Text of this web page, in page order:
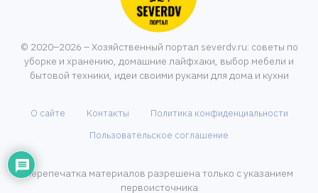
© 2020–2026 – Хозяйственный портал severdv.ru: советы по
уборке и хранению, домашние лайфхаки, выбор мебели и
бытовой техники, идеи своими руками для дома и кухни
О сайте Контакты
Политика конфиденциальности
Пользовательское соглашение
Перепечатка материалов разрешена только с указанием
первоисточника